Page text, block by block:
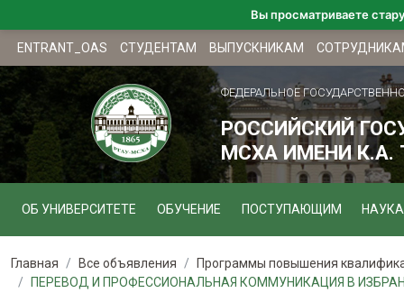
ENTRANT_OAS СТУДЕНТАМ ВЫПУСКНИКАМ
ФЕДЕРАЛЬНОЕ
РОССИЙСКИЙ
МСХА ИМЕНИ К.А.
ОБ УНИВЕРСИТЕТЕ ОБУЧЕНИЕ ПОСТУПАЮЩИМ
Главная Все объявления
Программы повышения
ПЕРЕВОД И ПРОФЕССИОНАЛЬНАЯ КОММУНИКАЦИЯ В
Вы просматриваете